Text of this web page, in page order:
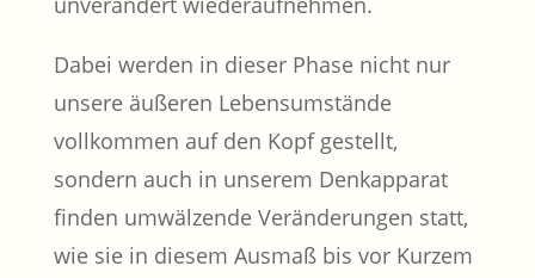
Dabei werden in dieser Phase nicht nur
unsere äußeren Lebensumstände
vollkommen auf den Kopf gestellt,
sondern auch in unserem Denkapparat
finden umwälzende Veränderungen statt,
wie sie in diesem Ausmaß bis vor Kurzem